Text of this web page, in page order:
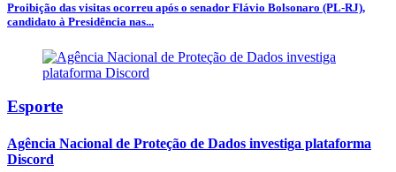
Proibição das visitas ocorreu após o senador Flávio Bolsonaro (PL-RJ),
candidato à Presidência nas...
Esporte
Agência Nacional de Proteção de Dados investiga plataforma
Discord